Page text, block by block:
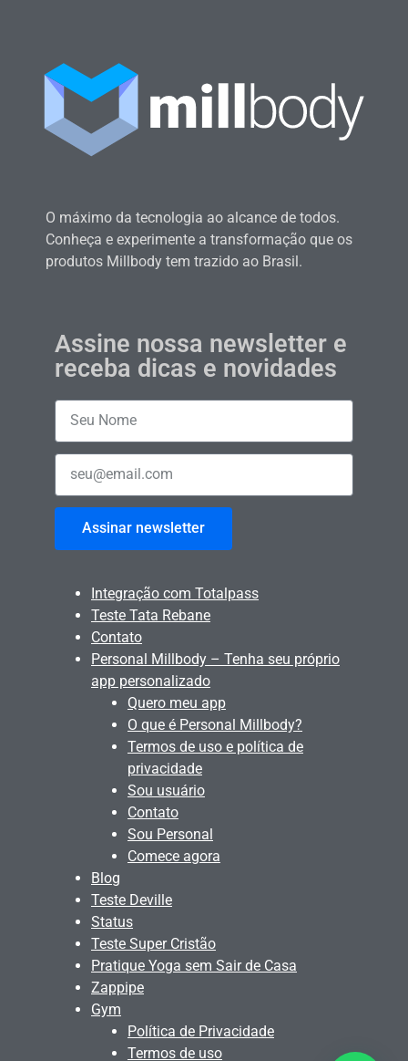
O máximo da tecnologia ao alcance de todos.
Conheça e experimente a transformação que os
produtos Millbody tem trazido ao Brasil.
Assine nossa newsletter e
receba dicas e novidades
Assinar newsletter
Integração com Totalpass
Teste Tata Rebane
Contato
Personal Millbody – Tenha seu próprio
app personalizado
Quero meu app
O que é Personal Millbody?
Termos de uso e política de
privacidade
Sou usuário
Contato
Sou Personal
Comece agora
Blog
Teste Deville
Status
Teste Super Cristão
Pratique Yoga sem Sair de Casa
Zappipe
Gym
Política de Privacidade
Termos de uso